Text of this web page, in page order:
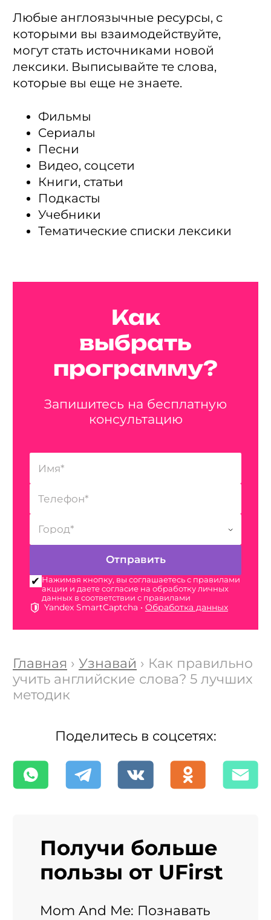
Любые англоязычные ресурсы, с
которыми вы взаимодействуйте,
могут стать источниками новой
лексики. Выписывайте те слова,
которые вы еще не знаете.
Фильмы
Cериалы
Песни
Видео, соцсети
Книги, статьи
Подкасты
Учебники
Тематические списки лексики
Как
выбрать
программу?
Запишитесь на бесплатную
консультацию
Нажимая кнопку, вы соглашаетесь с правилами
акции и даете согласие на обработку личных
данных в соответствии с правилами
Yandex SmartCaptcha • Обработка данных
Главная › Узнавай › Как правильно
учить английские слова? 5 лучших
методик
Поделитесь в соцсетях:
Получи больше
пользы от UFirst
Mom And Me: Познавать